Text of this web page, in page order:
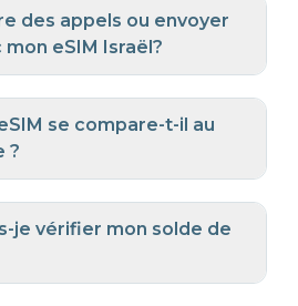
des appels ou envoyer
mon eSIM Israël?
se compare-t-il au
?
je vérifier mon solde de